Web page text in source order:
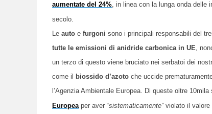
aumentate del 24%, in linea con la lunga onda delle
secolo.
Le auto e furgoni sono i principali responsabili del
tutte le emissioni di anidride carbonica in UE,
un terzo di questo viene bruciato nei serbatoi dei
come il
biossido d’azoto che uccide
l’Agenzia Ambientale Europea. Di queste oltre 10mila
Europeaper aver “sistematicamente”violato il valore